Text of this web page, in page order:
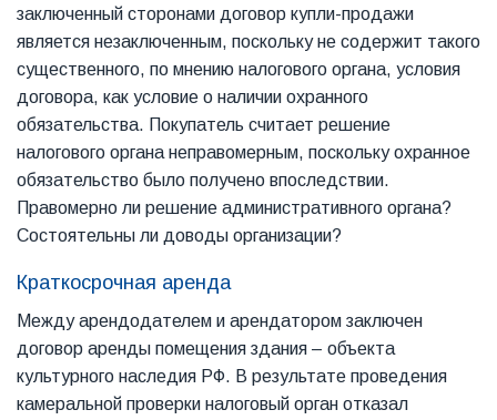
заключенный сторонами договор купли-продажи
является незаключенным, поскольку не содержит такого
существенного, по мнению налогового органа, условия
договора, как условие о наличии охранного
обязательства. Покупатель считает решение
налогового органа неправомерным, поскольку охранное
обязательство было получено впоследствии.
Правомерно ли решение административного органа?
Состоятельны ли доводы организации?
Краткосрочная аренда
Между арендодателем и арендатором заключен
договор аренды помещения здания – объекта
культурного наследия РФ. В результате проведения
камеральной проверки налоговый орган отказал